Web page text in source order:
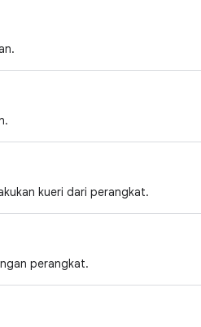
kueri dari perangkat.
perangkat.